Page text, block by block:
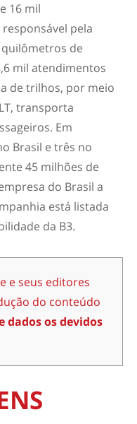
16 mil
pela
de
mil atendimentos
de trilhos, por meio
transporta
Em
Brasil e três no
45 milhões de
do Brasil a
está listada
da B3.
e seus editores
do conteúdo
dados os devidos